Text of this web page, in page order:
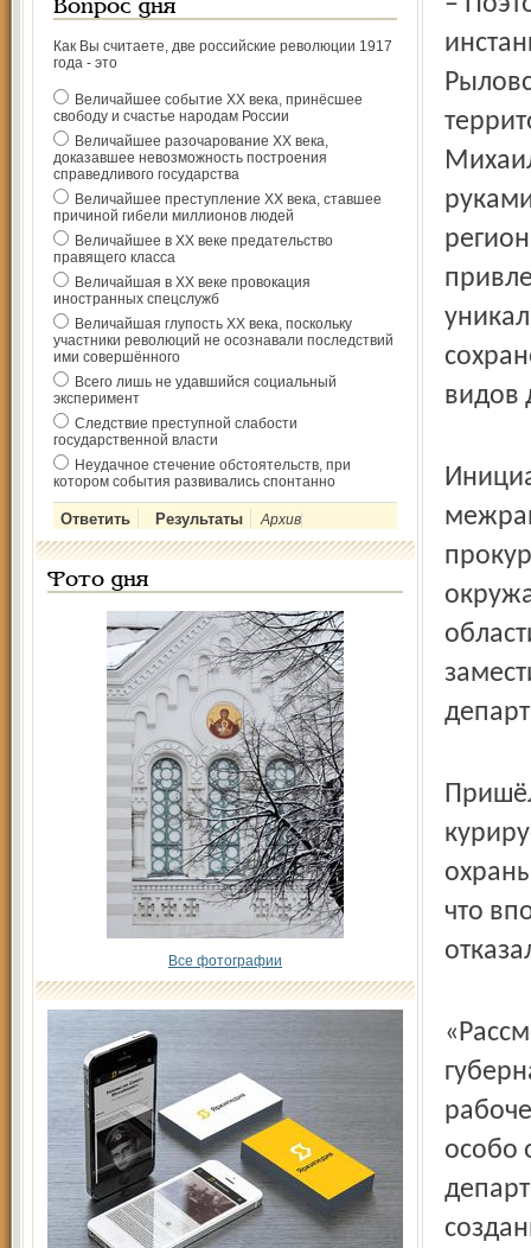
Вопрос дня
Как Вы считаете, две российские революции 1917
года - это
Величайшее событие ХХ века, принёсшее
свободу и счастье народам России
Величайшее разочарование ХХ века,
доказавшее невозможность построения
справедливого государства
Величайшее преступление ХХ века, ставшее
причиной гибели миллионов людей
Величайшее в ХХ веке предательство
правящего класса
Величайшая в ХХ веке провокация
иностранных спецслужб
Величайшая глупость ХХ века, поскольку
участники революций не осознавали последствий
ими совершённого
Всего лишь не удавшийся социальный
эксперимент
Следствие преступной слабости
государственной власти
Неудачное стечение обстоятельств, при
котором события развивались спонтанно
Архив
Фото дня
Все фотографии
видов
что
особо